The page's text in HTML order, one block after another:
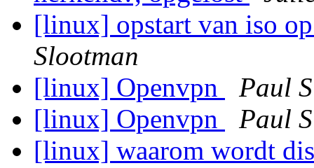
[linux] opstart van iso
Slootman
[linux] Openvpn
Paul
[linux] Openvpn
Paul
[linux] waarom wordt